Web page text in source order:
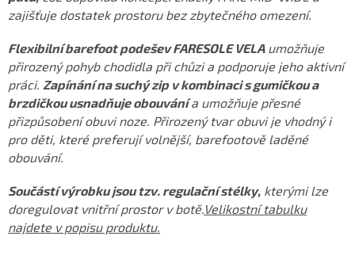
zajišťuje dostatek prostoru bez zbytečného omezení.
Flexibilní barefoot podešev FARESOLE VELAumožňuje
přirozený pohyb chodidla při chůzi a podporuje jeho aktivní
práci. Zapínání na suchý zip v kombinaci s gumičkou a
brzdičkou usnadňuje obouvánía umožňuje přesné
přizpůsobení obuvi noze. Přirozený tvar obuvi je vhodný i
pro děti, které preferují volnější, barefootově laděné
obouvání.
Součástí výrobku jsou tzv. regulační stélky, kterými lze
doregulovat vnitřní prostor v botě.Velikostní tabulku
najdete v popisu produktu.